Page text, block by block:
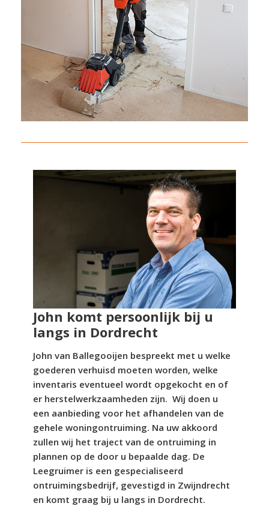
John komt persoonlijk bij u
langs in Dordrecht
John van Ballegooijen bespreekt met u welke
goederen verhuisd moeten worden, welke
inventaris eventueel wordt opgekocht en of
er herstelwerkzaamheden zijn. Wij doen u
een aanbieding voor het afhandelen van de
gehele woningontruiming. Na uw akkoord
zullen wij het traject van de ontruiming in
plannen op de door u bepaalde dag. De
Leegruimer is een gespecialiseerd
ontruimingsbedrijf, gevestigd in Zwijndrecht
en komt graag bij u langs in Dordrecht.